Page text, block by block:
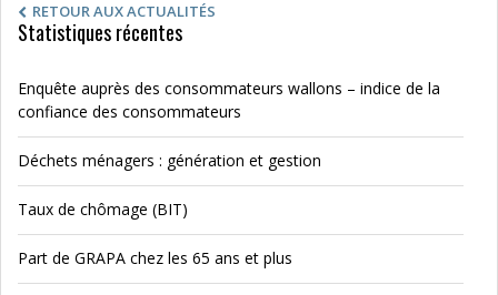
RETOUR AUX ACTUALITÉS
Statistiques récentes
Enquête auprès des consommateurs wallons – indice de la
confiance des consommateurs
Déchets ménagers : génération et gestion
Taux de chômage (BIT)
Part de GRAPA chez les 65 ans et plus